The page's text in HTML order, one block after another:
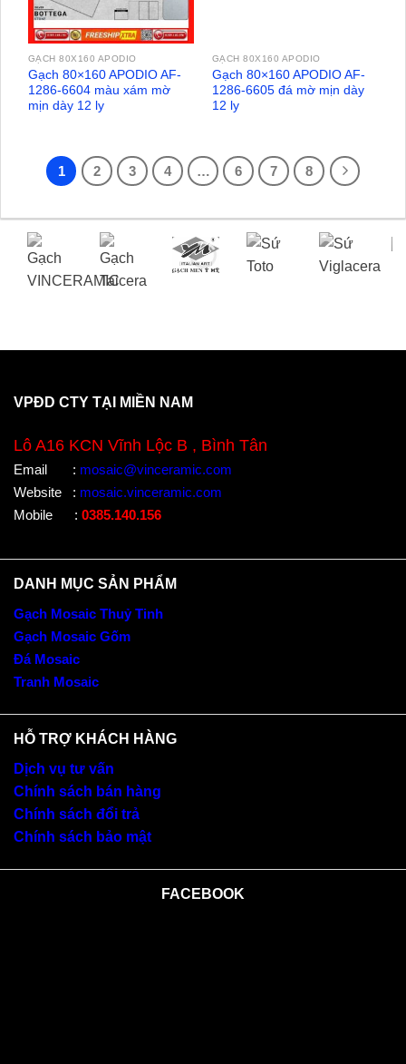
GẠCH 80X160 APODIO
Gạch 80×160 APODIO AF-
1286-6604 màu xám mờ
mịn dày 12 ly
GẠCH 80X160 APODIO
Gạch 80×160 APODIO AF-
1286-6605 đá mờ mịn dày
12 ly
1 2 3 4 … 6 7 8
VPĐD CTY TẠI MIỀN NAM
Lô A16 KCN Vĩnh Lộc B , Bình Tân
Email : mosaic@vinceramic.com
Website
: mosaic.vinceramic.com
Mobile
: 0385.140.156
DANH MỤC SẢN PHẨM
Gạch Mosaic Thuỷ Tinh
Gạch Mosaic Gốm
Đá Mosaic
Tranh Mosaic
HỖ TRỢ KHÁCH HÀNG
Dịch vụ tư vấn
Chính sách bán hàng
Chính sách đổi trả
Chính sách bảo mật
FACEBOOK